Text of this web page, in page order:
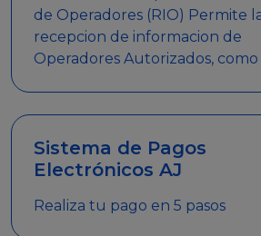
de Operadores (RIO) Permite
recepcion de informacion de
Operadores Autorizados, como
Sistema de Pagos
Electrónicos AJ
Realiza tu pago en 5 pasos